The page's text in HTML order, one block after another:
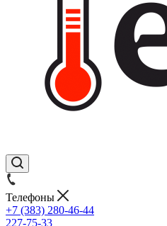
Телефоны
+7 (383) 280-46-44
227-75-33